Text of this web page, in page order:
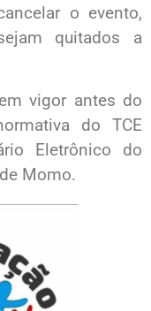
o evento,
quitados a
vigor antes do
do TCE
Eletrônico do
Momo.